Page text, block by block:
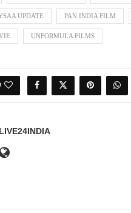
UPDATE PAN INDIA FILM
UNFORMULA FILMS
LIVE24INDIA